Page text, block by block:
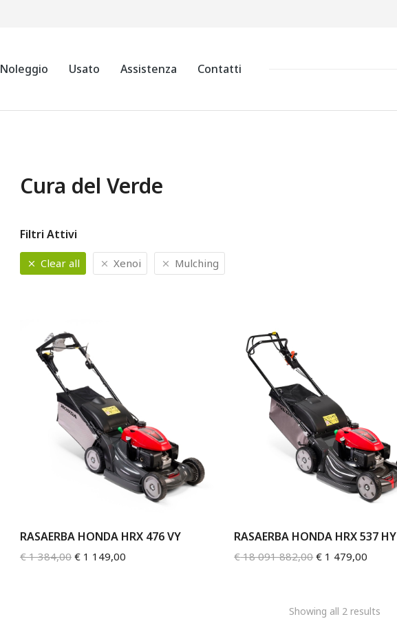
Noleggio Usato Assistenza Contatti
Cura del Verde
Filtri Attivi
Clear all Xenoi Mulching
RASAERBA HONDA HRX 476 VY
€1 384,00 € 1 149,00
RASAERBA HONDA HRX 537 HY
€18 091 882,00 € 1 479,00
Showing all 2 results